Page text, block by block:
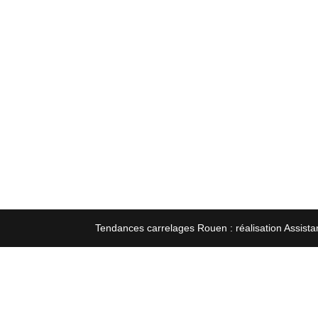
Tendances carrelages Rouen : réalisation